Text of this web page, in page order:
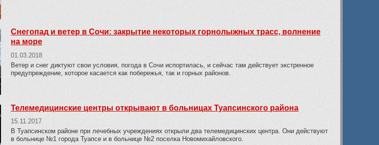
Снегопад и ветер в Сочи: закрытие некоторых горнолыжных трасс, волнение
на море
01.03.2018
Ветер и снег диктуют свои условия, погода в Сочи испортилась, и сейчас там действует экстренное
предупреждение, которое касается как побережья, так и горных районов.
Телемедицинские центры открывают в больницах Туапсинского района
15.11.2017
В Туапсинском районе при лечебных учреждениях открыли два телемедицинских центра. Они действуют
в больнице №1 города Туапсе и в больнице №2 поселка Новомихайловского.